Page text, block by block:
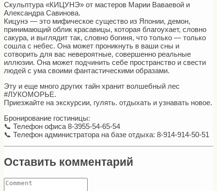
Скульптура «КИЦУНЭ» от мастеров Марии Ваваевой и
Александра Савинова.
Кицунэ — это мифическое существо из Японии, демон,
принимающий облик красавицы, которая благоухает, словно
сакура, и выглядит так, словно богиня, что только — только
сошла с небес. Она может проникнуть в ваши сны и
сотворить для вас невероятные, совершенно реальные
иллюзии. Она может подчинить себе пространство и свести
людей с ума своими фантастическими образами.
Эту и еще много других тайн хранит волшебный лес
#ЛУКОМОРЬЕ.
Приезжайте на экскурсии, гулять. отдыхать и узнавать новое.
Бронирование гостиницы:
📞 Телефон офиса 8-3955-54-65-54
📞 Телефон администратора на базе отдыха: 8-914-914-50-51
Оставить комментарий